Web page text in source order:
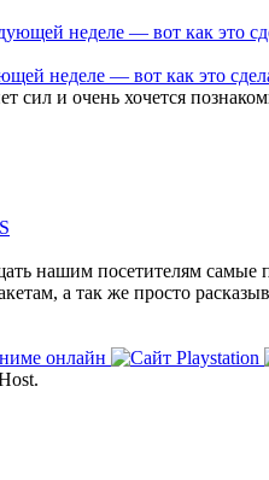
неделе — вот как это
сил и очень хочется
нашим посетителям
а так же просто